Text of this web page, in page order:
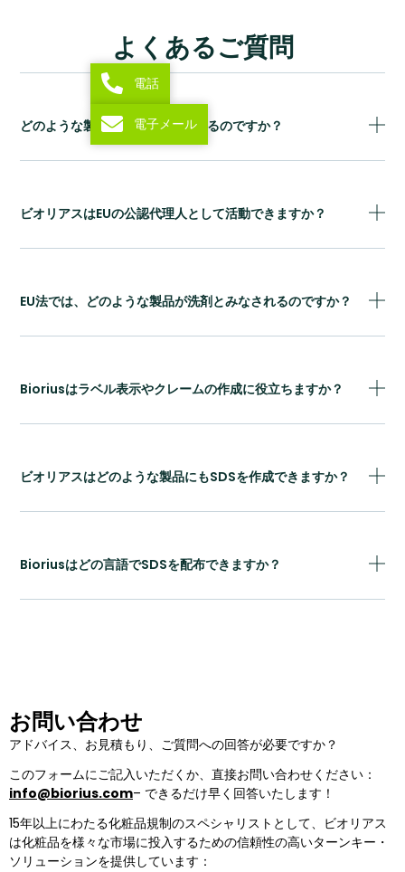
よくあるご質問
どのような製品がGPSRに該当するのですか？
ビオリアスはEUの公認代理人として活動できますか？
EU法では、どのような製品が洗剤とみなされるのですか？
Bioriusはラベル表示やクレームの作成に役立ちますか？
ビオリアスはどのような製品にもSDSを作成できますか？
Bioriusはどの言語でSDSを配布できますか？
お問い合わせ
アドバイス、お見積もり、ご質問への回答が必要ですか？
このフォームにご記入いただくか、直接お問い合わせください：
info@biorius.com– できるだけ早く回答いたします！
15年以上にわたる化粧品規制のスペシャリストとして、ビオリアス
は化粧品を様々な市場に投入するための信頼性の高いターンキー・
ソリューションを提供しています：
電話
電子メール